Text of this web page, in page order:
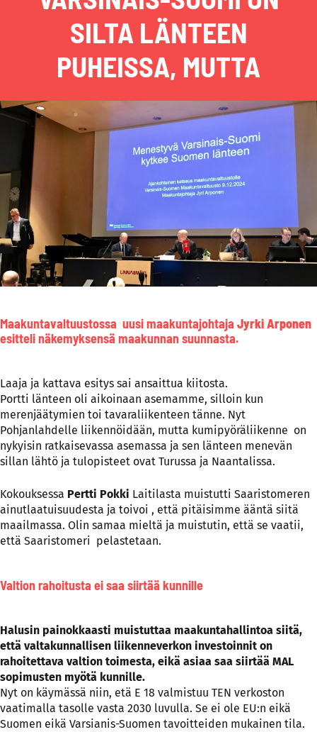
SILTA LÄNTEEN
PUHEISSA, MUTTA
Maakuntavaltuustossa uusi maakuntajohtaja Jyrki Arponen
esitteli näkemyksensä maakunnan suunnasta.
Laaja ja kattava esitys sai ansaittua kiitosta.
Portti länteen oli aikoinaan asemamme, silloin kun
merenjäätymien toi tavaraliikenteen tänne. Nyt
Pohjanlahdelle liikennöidään, mutta kumipyöräliikenne on
nykyisin ratkaisevassa asemassa ja sen länteen menevän
sillan lähtö ja tulopisteet ovat Turussa ja Naantalissa.
Kokouksessa Pertti Pokki Laitilasta muistutti Saaristomeren
ainutlaatuisuudesta ja toivoi , että pitäisimme ääntä siitä
maailmassa. Olin samaa mieltä ja muistutin, että se vaatii,
että Saaristomeri pelastetaan.
Valtion rahoitusta ei saa siirtää kunnille
Halusin painokkaasti muistuttaa maakuntahallintoa siitä,
että valtakunnallisen liikenneverkon investoinnit on
rahoitettava valtion toimesta, eikä asiaa saa siirtää MAL
sopimusten myötä kunnille.
Nyt on käymässä niin, etä E 18 valmistuu TEN verkoston
vaatimalla tasolle vasta 2030 luvulla. Se ei ole EU:n eikä
Suomen eikä Varsianis-Suomen tavoitteiden mukainen tila.